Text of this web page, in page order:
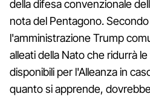
della difesa convenzionale
nota del Pentagono.
l'amministrazione Trump
alleati della Nato che ridurrà
disponibili per l'Alleanza in
quanto si apprende,